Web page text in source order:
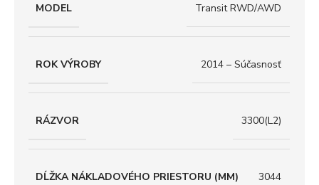
MODEL Transit RWD/AWD
ROK VÝROBY 2014 – Súčasnosť
RÁZVOR 3300(L2)
DĹŽKA NÁKLADOVÉHO PRIESTORU (MM) 3044